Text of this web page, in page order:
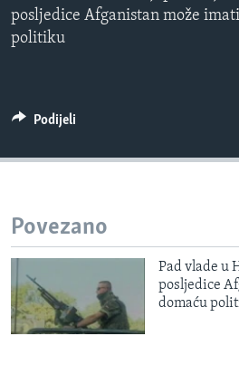
MAGAZIN
Jezici
posljedice Afganistan može
politiku
Podijeli
Povezano
Pad vlade u
posljedice
domaću